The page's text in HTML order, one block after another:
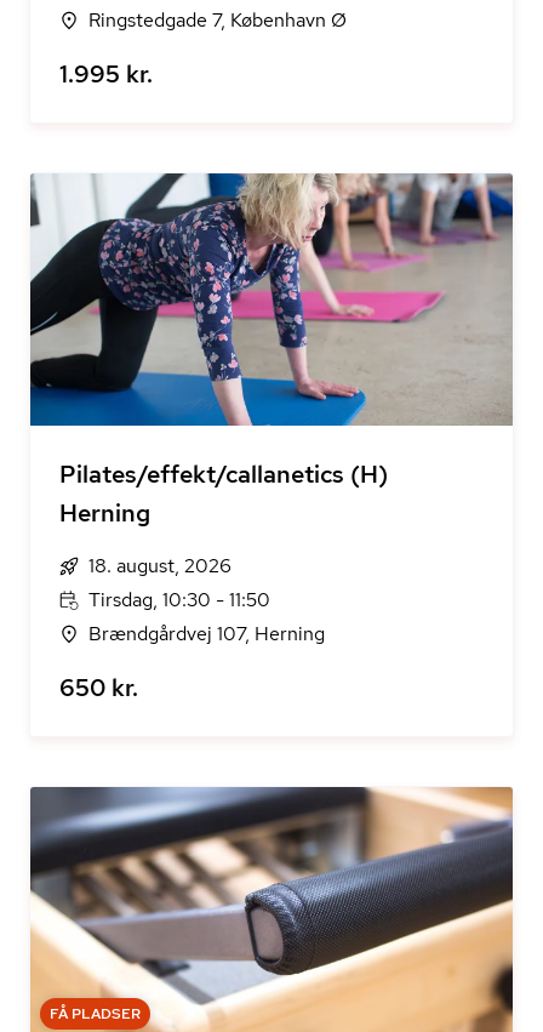
Ringstedgade 7, København Ø
1.995 kr.
Pilates/effekt/callanetics (H)
Herning
18. august, 2026
Tirsdag, 10:30 - 11:50
Brændgårdvej 107, Herning
650 kr.
FÅ PLADSER